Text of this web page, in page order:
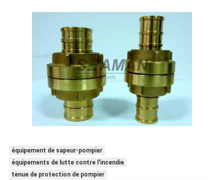
équipement de sapeur-pompier
équipements de lutte contre l'incendie
tenue de protection de pompier